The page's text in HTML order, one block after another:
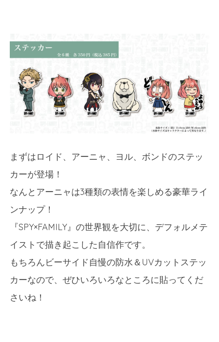
まずはロイド、アーニャ、ヨル、ボンドのステッ
カーが登場！
なんとアーニャは3種類の表情を楽しめる豪華ライ
ンナップ！
『SPY×FAMILY』の世界観を大切に、デフォルメテ
イストで描き起こした自信作です。
もちろんビーサイド自慢の防水＆UVカットステッ
カーなので、ぜひいろいろなところに貼ってくだ
さいね！